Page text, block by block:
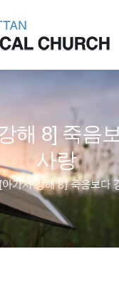
해 8] 죽음
사랑
가서 강해 8] 죽음보다